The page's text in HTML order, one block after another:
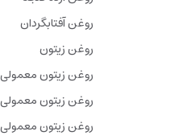
روغن آفتابگردان
روغن زیتون
روغن زیتون معمولی
روغن زیتون معمولی
روغن زیتون